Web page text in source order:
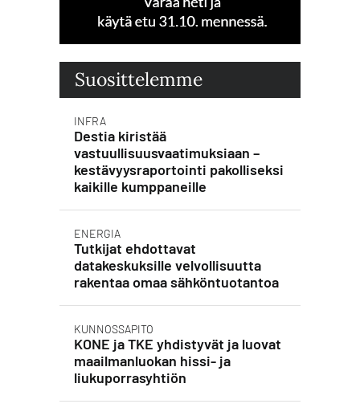
Suosittelemme
INFRA
Destia kiristää
vastuullisuusvaatimuksiaan –
kestävyysraportointi pakolliseksi
kaikille kumppaneille
ENERGIA
Tutkijat ehdottavat
datakeskuksille velvollisuutta
rakentaa omaa sähköntuotantoa
KUNNOSSAPITO
KONE ja TKE yhdistyvät ja luovat
maailmanluokan hissi- ja
liukuporrasyhtiön